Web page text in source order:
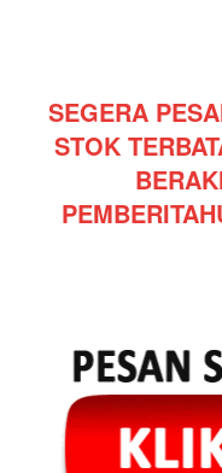
SEGERA
STOK